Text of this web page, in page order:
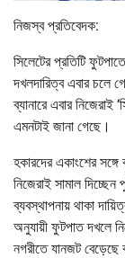
নিজস্ব প্রতিবেদক:
সিলেটের প্রতিটি
দখলদারিত্ব এবার চলে
ব্যানারে এবার
এমনটাই জানা গেছে।
হকারদের একাংশের
নিজেরাই সামাল
ব্যবস্থাপনায় থাকা
অনুযায়ী ফুটপাত দখলে
নগরীতে যানজট